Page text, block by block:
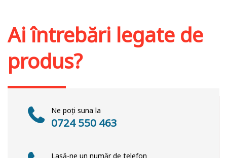
Ai întrebări legate de
produs?
Ne poți suna la
0724 550 463
Lasă-ne un număr de telefon